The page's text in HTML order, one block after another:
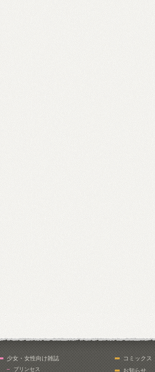
少女・女性向け雑誌
プリンセス
コミックス
お知らせ